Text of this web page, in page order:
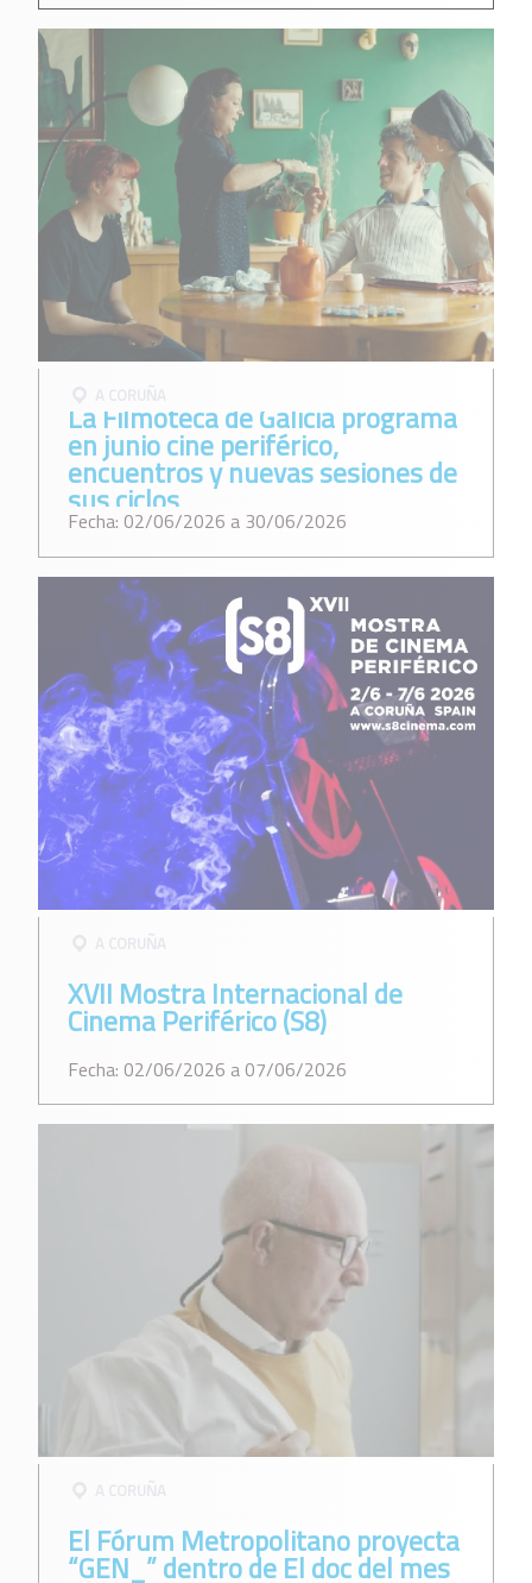
A CORUÑA
La Filmoteca de Galicia programa
en junio cine periférico,
encuentros y nuevas sesiones de
sus ciclos
Fecha: 02/06/2026 a 30/06/2026
A CORUÑA
XVII Mostra Internacional de
Cinema Periférico (S8)
Fecha: 02/06/2026 a 07/06/2026
A CORUÑA
El Fórum Metropolitano proyecta
“GEN_” dentro de El doc del mes